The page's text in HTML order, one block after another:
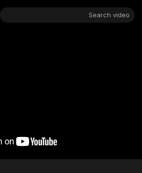
Search video